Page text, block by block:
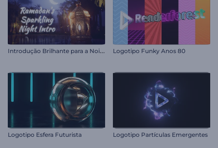
I
ntrodução Brilhante para a Noite do Ramadã Logotipo Funky Anos 80
Logotipo Esfera Futurista Logotipo Partículas Emergentes